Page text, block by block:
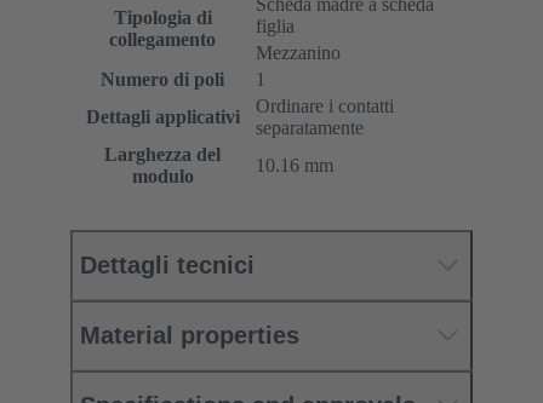
Tipologia di
collegamento
Scheda madre a scheda
figlia
Mezzanino
Numero di poli
1
Dettagli applicativi
Ordinare i contatti
separatamente
Larghezza del
modulo
10.16 mm
Dettagli tecnici
Material properties